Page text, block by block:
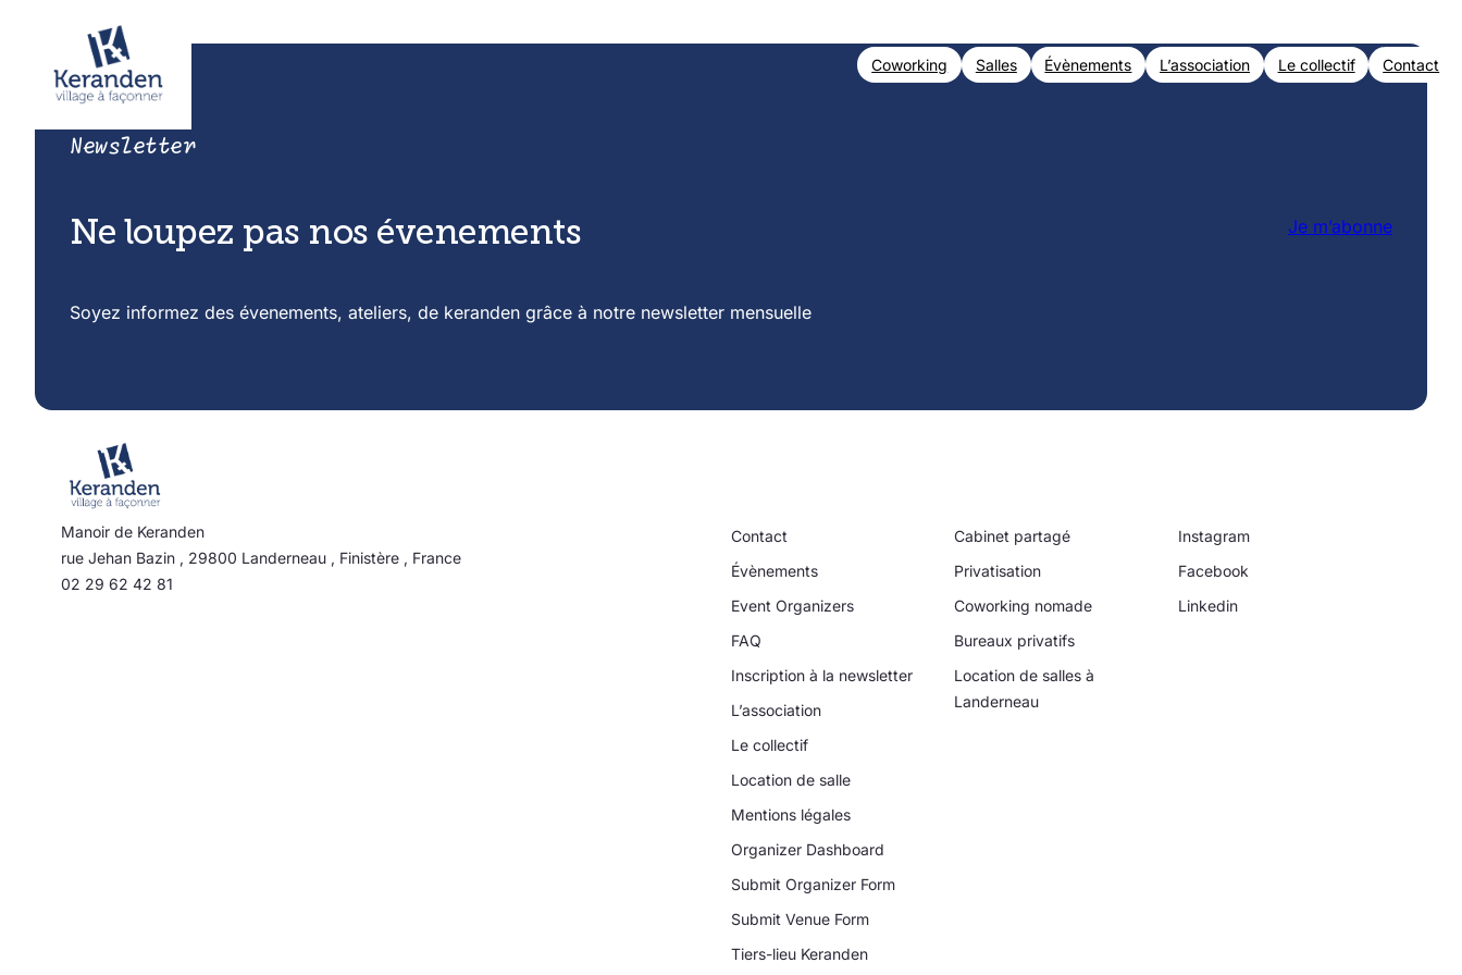
Coworking Salles Évènements L’association Le collectif Contact
Newsletter
Ne loupez pas nos évenements
Soyez informez des évenements, ateliers, de keranden grâce à notre newsletter mensuelle
Je m’abonne
Manoir de Keranden
rue Jehan Bazin , 29800 Landerneau , Finistère , France
02 29 62 42 81
Contact
Évènements
Event Organizers
FAQ
Inscription à la newsletter
L’association
Le collectif
Location de salle
Mentions légales
Organizer Dashboard
Submit Organizer Form
Submit Venue Form
Tiers-lieu Keranden
Cabinet partagé
Privatisation
Coworking nomade
Bureaux privatifs
Location de salles à
Landerneau
Instagram
Facebook
Linkedin